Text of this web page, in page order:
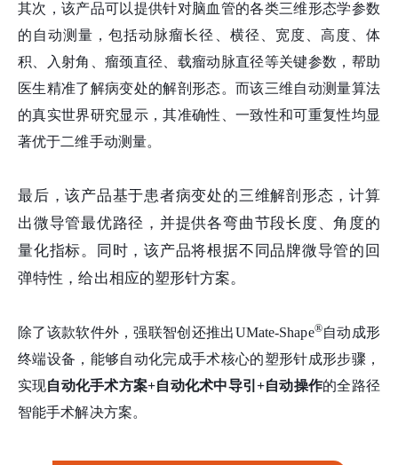
其次，该产品可以提供针对脑血管的各类三维形态学参数
的自动测量，包括动脉瘤长径、横径、宽度、高度、体
积、入射角、瘤颈直径、载瘤动脉直径等关键参数，帮助
医生精准了解病变处的解剖形态。而该三维自动测量算法
的真实世界研究显示，其准确性、一致性和可重复性均显
著优于二维手动测量。
最后，该产品基于患者病变处的三维解剖形态，计算
出微导管最优路径，并提供各弯曲节段长度、角度的
量化指标。同时，该产品将根据不同品牌微导管的回
弹特性，给出相应的塑形针方案。
除了该款软件外，强联智创还推出UMate-Shape®自动成形
终端设备，能够自动化完成手术核心的塑形针成形步骤，
实现自动化手术方案+自动化术中导引+自动操作的全路径
智能手术解决方案。